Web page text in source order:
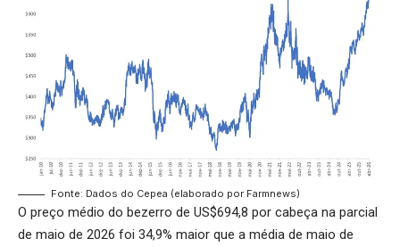
Fonte: Dados do Cepea (elaborado por Farmnews)
O preço médio do bezerro de US$694,8 por cabeça na parcial
de maio de 2026 foi 34,9% maior que a média de maio de